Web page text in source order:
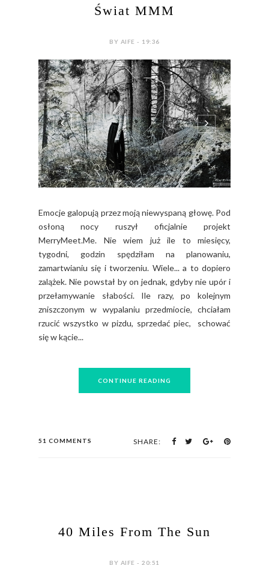
Świat MMM
BY AIFE - 19:36
Emocje galopują przez moją niewyspaną głowę. Pod
osłoną nocy ruszył oficjalnie projekt
MerryMeet.Me. Nie wiem już ile to miesięcy,
tygodni, godzin spędziłam na planowaniu,
zamartwianiu się i tworzeniu. Wiele... a to dopiero
zalążek. Nie powstał by on jednak, gdyby nie upór i
przełamywanie słabości. Ile razy, po kolejnym
zniszczonym w wypalaniu przedmiocie, chciałam
rzucić wszystko w pizdu, sprzedać piec, schować
się w kącie...
CONTINUE READING
51 COMMENTS SHARE:
40 Miles From The Sun
BY AIFE - 20:51